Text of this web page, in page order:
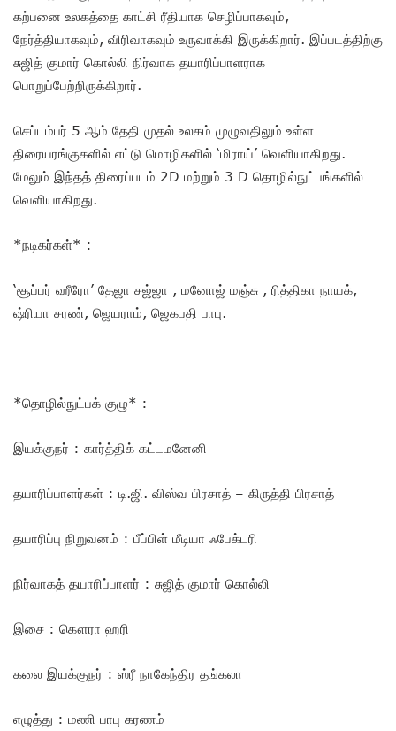
கற்பனை உலகத்தை காட்சி ரீதியாக‌ செழிப்பாகவும்,
நேர்த்தியாகவும், விரிவாகவும் உருவாக்கி இருக்கிறார். இப்படத்திற்கு
சுஜித் குமார் கொல்லி நிர்வாக தயாரிப்பாளராக
பொறுப்பேற்றிருக்கிறார்.‌
செப்டம்பர் 5 ஆம் தேதி முதல் உலகம் முழுவதிலும் உள்ள
திரையரங்குகளில் எட்டு மொழிகளில் ‘மிராய்’ வெளியாகிறது.
மேலும் இந்தத் திரைப்படம் 2D மற்றும் 3 D தொழில்நுட்பங்களில்
வெளியாகிறது.
*நடிகர்கள்* :
‘சூப்பர் ஹீரோ’ தேஜா சஜ்ஜா , மனோஜ் மஞ்சு , ரித்திகா நாயக்,
ஷ்ரியா சரண், ஜெயராம், ஜெகபதி பாபு.
*தொழில்நுட்பக் குழு* :
இயக்குநர் : கார்த்திக் கட்டமனேனி
தயாரிப்பாளர்கள் : டி.ஜி. விஸ்வ பிரசாத் – கிருத்தி பிரசாத்
தயாரிப்பு நிறுவனம் : பீப்பிள் மீடியா ஃபேக்டரி
நிர்வாகத் தயாரிப்பாளர் : சுஜித் குமார் கொல்லி
இசை : கௌரா ஹரி
கலை இயக்குநர் : ஸ்ரீ நாகேந்திர தங்கலா
எழுத்து : மணி பாபு கரணம்